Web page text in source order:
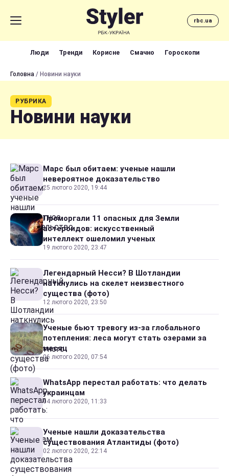
rbc.ua
Люди Тренди Корисне Смачно Гороскопи
Головна / Новини науки
РУБРИКА
Новини науки
Марс был обитаем: ученые нашли
невероятное доказательство
25 лютого 2020, 19:44
Проморгали 11 опасных для Земли
астероидов: искусственный
интеллект ошеломил ученых
19 лютого 2020, 23:47
Легендарный Несси? В Шотландии
наткнулись на скелет неизвестного
существа (фото)
12 лютого 2020, 23:50
Ученые бьют тревогу из-за глобального
потепления: леса могут стать озерами за
месяц
06 лютого 2020, 07:54
WhatsApp перестал работать: что делать
украинцам
04 лютого 2020, 11:33
Ученые нашли доказательства
существования Атлантиды (фото)
02 лютого 2020, 22:14